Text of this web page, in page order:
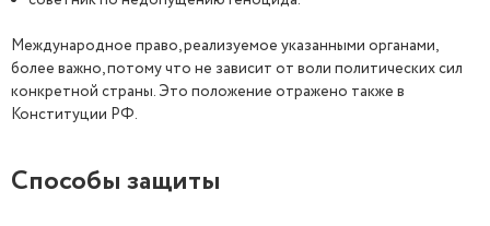
Международное право, реализуемое указанными органами,
более важно, потому что не зависит от воли политических сил
конкретной страны. Это положение отражено также в
Конституции РФ.
Способы защиты